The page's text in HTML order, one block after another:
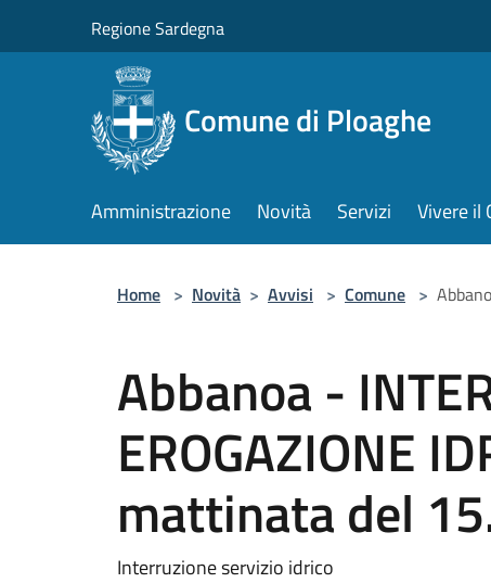
Regione Sardegna
Comune di Ploaghe
Amministrazione Novità Servizi Vivere il
Home > Novità > Avvisi > Comune >
Abbanoa -
EROGAZIONE
mattinata del
Interruzione servizio idrico